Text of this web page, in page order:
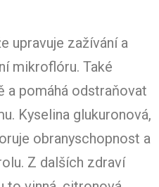
upravuje zažívání a
mikroflóru. Také
a pomáhá odstraňovat
Kyselina glukuronová,
obranyschopnost a
Z dalších zdraví